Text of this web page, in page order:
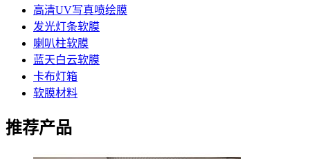
高清UV写真喷绘膜
发光灯条软膜
喇叭柱软膜
蓝天白云软膜
卡布灯箱
软膜材料
推荐产品